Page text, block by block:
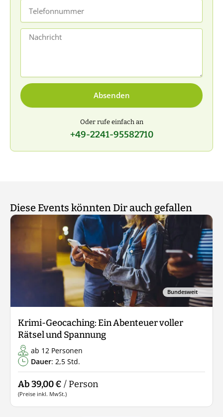
Nachricht
Absenden
Oder rufe einfach an
+49-2241-95582710
Diese Events könnten Dir auch gefallen
Bundesweit
Krimi-Geocaching: Ein Abenteuer voller
Rätsel und Spannung
ab 12 Personen
Dauer: 2,5 Std.
Ab 39,00 € / Person
(Preise inkl. MwSt.)